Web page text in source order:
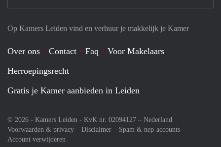
Op Kamers Leiden vind en verhuur je makkelijk je Kamer
Over ons Contact Faq
Voor Makelaars
Herroepingsrecht
Gratis je Kamer aanbieden in Leiden
© 2026 - Kamers Leiden - KvK nr. 02094127 – Nederland
Voorwaarden & privacy
Disclaimer
Spam & nep-accounts
Account verwijderen